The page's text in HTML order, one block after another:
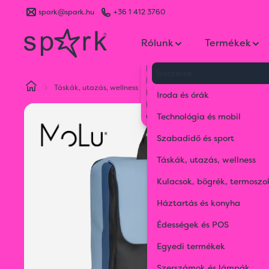
spark@spark.hu +36 1 412 3760
Rólunk
Kik vagyunk
Kapcsolat
Blog
Karrier
Gyakran Ismételt Kérdések
Termékek
Iroda és órák
Technológia és mobil
Szabadidő és sport
Táskák, utazás, wellness
Kulacsok, bögrék,
Háztartás és konyha
Édességek és POS
Egyedi termékek
Táskák, utazás, wellness